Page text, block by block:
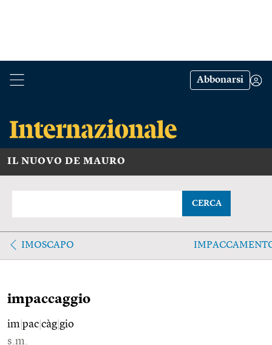
Abbonarsi
IL NUOVO DE MAURO
CERCA
IMOSCAPO
impaccaggio
im pac càg gio
s.m.